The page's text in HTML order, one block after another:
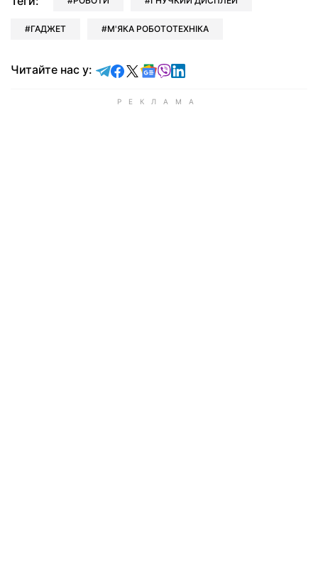
ГАДЖЕТ М'ЯКА РОБОТОТЕХНІКА
Читайте нас у: Читайте у Telegram
Читайте у Facebook
Читайте у X
Читайте у Google news
Читайте у Viber
Читайте у LinkedIn